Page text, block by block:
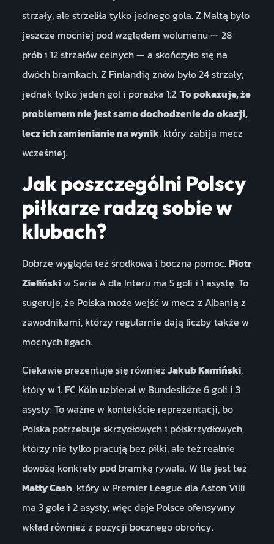
strzały, ale strzeliła tylko jednego gola. Z Maltą było
jeszcze mocniej pod względem wolumenu — 28
prób i 12 strzałów celnych — a skończyło się na
dwóch bramkach. Z Finlandią znów było 24 strzały,
jednak tylko jeden gol i porażka 1:2.To pokazuje, że
problemem nie jest samo dochodzenie do okazji,
lecz ich zamienianie na wynik, który zabija mecz
wcześniej.
Jak poszczególni Polscy
piłkarze radzą sobie w
klubach?
Dobrze wygląda też środkowa i boczna pomoc.Piotr
Zielińskiw Serie A dla Interu ma 5 goli i 1 asystę. To
sugeruje, że Polska może wejść w mecz z Albanią z
zawodnikami, którzy regularnie dają liczby także w
mocnych ligach.
Ciekawie prezentuje się również Jakub Kamiński,
który w 1. FC Köln uzbierał w Bundeslidze 6 goli i 3
asysty. To ważne w kontekście reprezentacji, bo
Polska potrzebuje skrzydłowych i półskrzydłowych,
którzy nie tylko pracują bez piłki, ale też realnie
dowożą konkrety pod bramką rywala. W tle jest też
Matty Cash, który w Premier League dla Aston Villi
ma 3 gole i 2 asysty, więc daje Polsce ofensywny
wkład również z pozycji bocznego obrońcy.